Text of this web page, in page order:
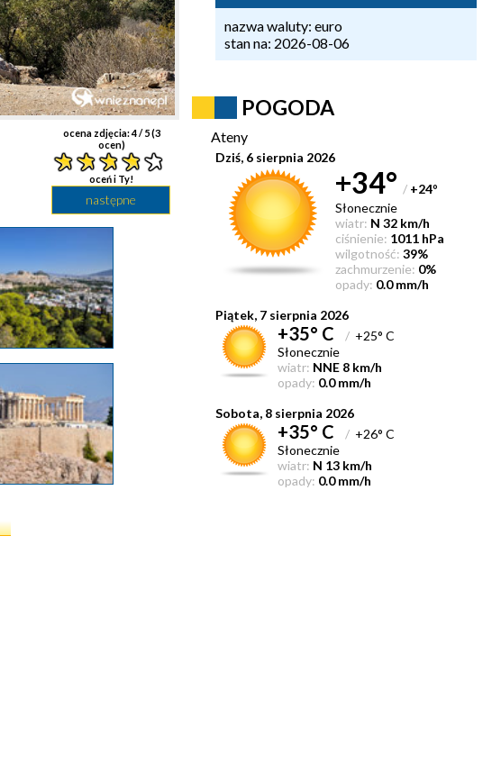
ocena zdjęcia:4/ 5 (3
ocen)
oceń i Ty!
następne
nazwa waluty: euro
stan na: 2026-08-06
POGODA
Ateny
Dziś, 6 sierpnia 2026
+34° / +24°
Słonecznie
wiatr: N 32 km/h
ciśnienie: 1011 hPa
wilgotność: 39%
zachmurzenie: 0%
opady: 0.0 mm/h
Piątek, 7 sierpnia 2026
+35° C / +25° C
Słonecznie
wiatr: NNE 8 km/h
opady: 0.0 mm/h
Sobota, 8 sierpnia 2026
+35° C / +26° C
Słonecznie
wiatr: N 13 km/h
opady: 0.0 mm/h